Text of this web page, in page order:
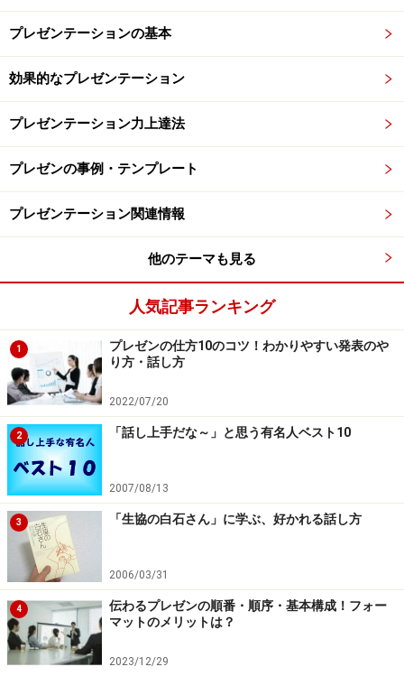
プレゼンテーションの基本
効果的なプレゼンテーション
プレゼンテーション力上達法
プレゼンの事例・テンプレート
プレゼンテーション関連情報
他のテーマも見る
人気記事ランキング
1
プレゼンの仕方10のコツ！わかりやすい発表のや
り方・話し方
2022/07/20
2 「話し上手だな～」と思う有名人ベスト10
2007/08/13
3 「生協の白石さん」に学ぶ、好かれる話し方
2006/03/31
4
伝わるプレゼンの順番・順序・基本構成！フォー
マットのメリットは？
2023/12/29